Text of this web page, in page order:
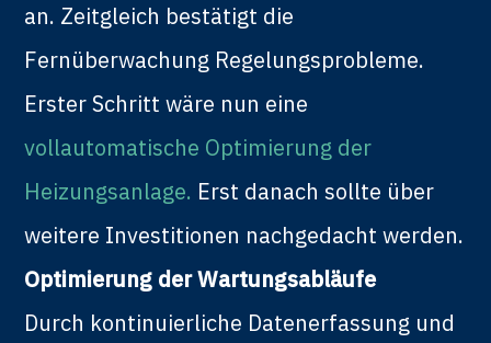
an. Zeitgleich bestätigt die
Fernüberwachung Regelungsprobleme.
Erster Schritt wäre nun eine
vollautomatische Optimierung der
Heizungsanlage. Erst danach sollte über
weitere Investitionen nachgedacht werden.
Optimierung der Wartungsabläufe
Durch kontinuierliche Datenerfassung und